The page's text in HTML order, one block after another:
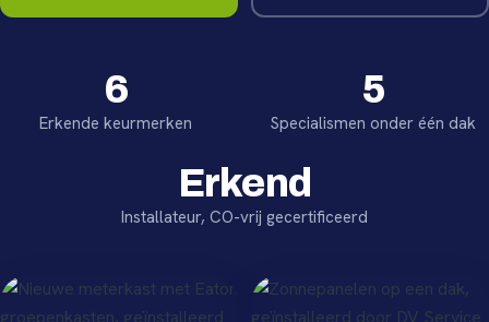
6
Erkende keurmerken
5
Specialismen onder één dak
Erkend
Installateur, CO-vrij gecertificeerd